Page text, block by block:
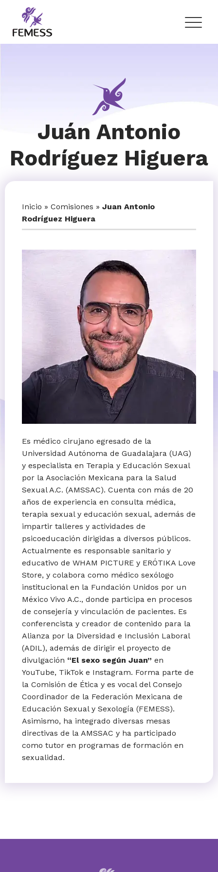
content
Femess
Federación Mexicana de Educación Sexual y Sexología, A.C.
Juán Antonio
Rodríguez Higuera
Inicio » Comisiones » Juan Antonio
Rodríguez Higuera
Es médico cirujano egresado de la
Universidad Autónoma de Guadalajara (UAG)
y especialista en Terapia y Educación Sexual
por la Asociación Mexicana para la Salud
Sexual A.C. (AMSSAC). Cuenta con más de 20
años de experiencia en consulta médica,
terapia sexual y educación sexual, además de
impartir talleres y actividades de
psicoeducación dirigidas a diversos públicos.
Actualmente es responsable sanitario y
educativo de WHAM PICTURE y ERÓTIKA Love
Store, y colabora como médico sexólogo
institucional en la Fundación Unidos por un
México Vivo A.C., donde participa en procesos
de consejería y vinculación de pacientes. Es
conferencista y creador de contenido para la
Alianza por la Diversidad e Inclusión Laboral
(ADIL), además de dirigir el proyecto de
divulgación “El sexo según Juan” en
YouTube, TikTok e Instagram. Forma parte de
la Comisión de Ética y es vocal del Consejo
Coordinador de la Federación Mexicana de
Educación Sexual y Sexología (FEMESS).
Asimismo, ha integrado diversas mesas
directivas de la AMSSAC y ha participado
como tutor en programas de formación en
sexualidad.